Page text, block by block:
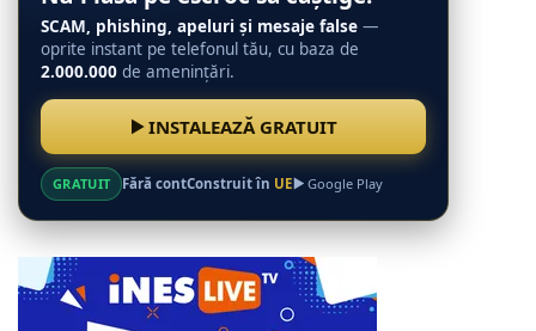
SCAM, phishing, apeluri și mesaje false —
oprite instant pe telefonul tău, cu baza de
2.000.000 de amenințări.
INSTALEAZĂ GRATUIT
GRATUIT Fără contConstruit în UE Google Play